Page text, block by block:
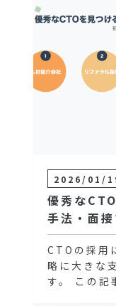
2026/01/
優秀な
手法・面
CTOの採用
略に大きな
す。 この